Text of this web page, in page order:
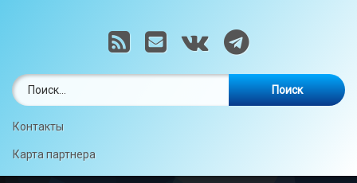
RSS E-mailVK Telegram
Контакты
Карта партнера